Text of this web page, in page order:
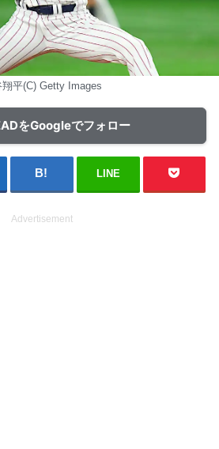
翔平(C) Getty Images
をGoogleでフォロー
LINE
Advertisement